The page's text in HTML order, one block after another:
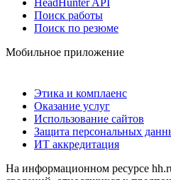
Поиск работы
Поиск по резюме
Мобильное приложение
Этика и комплаенс
Оказание услуг
Использование сайтов
Защита персональных
ИТ аккредитация
На информационном ресурсе